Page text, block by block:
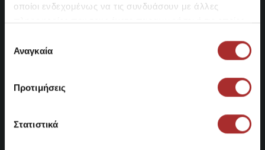
οποίοι ενδεχομένως να τις συνδυάσουν με άλλες
πληροφορίες που τους έχετε παραχωρήσει ή τις οποίες
των υπηρεσιών τους.
συγκατάθεσης
Αναγκαία
Προτιμήσεις
Στατιστικά
Κατάστημα Περιστερίου
Λ. Κωνσταντινουπόλεως 35, Περιστέρι